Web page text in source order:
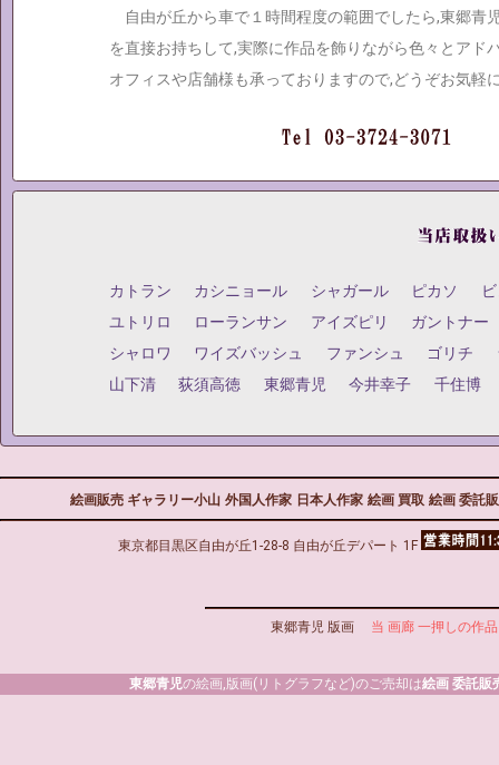
自由が丘から車で１時間程度の範囲でしたら,東郷青
を直接お持ちして,実際に作品を飾りながら色々とアド
オフィスや店舗様も承っておりますので,どうぞお気軽
カトラン カシニョール シャガール ピカソ
ユトリロ
ローランサン アイズピリ
ガントナー
シャロワ
ワイズバッシュ ファンシュ ゴリチ
山下清
荻須高徳 東郷青児 今井幸子 千住博
絵画販売 ギャラリー小山 外国人作家 日本人作家 絵画 買取 絵画 委託
東京都目黒区自由が丘1-28-8 自由が丘デパート 1F
東郷青児 版画 当 画廊 一押しの作品
東郷青児の絵画,版画(リトグラフなど)のご売却は絵画 委託販